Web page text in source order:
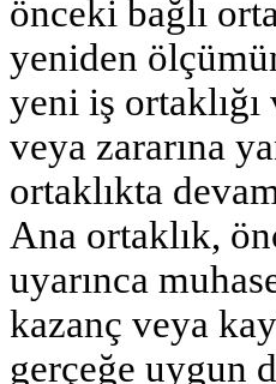
önceki bağlı
yeniden
yeni iş
veya zararına
ortaklıkta
Ana ortaklık,
uyarınca
kazanç veya
gerçeğe uygun